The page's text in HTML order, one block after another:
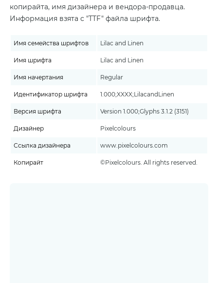
копирайта, имя дизайнера и вендора-продавца.
Информация взята с "TTF" файла шрифта.
Имя семейства шрифтов Lilac and Linen
Имя шрифта Lilac and Linen
Имя начертания Regular
Идентификатор шрифта 1.000;XXXX;LilacandLinen
Версия шрифта Version 1.000;Glyphs 3.1.2 (3151)
Дизайнер Pixelcolours
Ссылка дизайнера www.pixelcolours.com
Копирайт ©Pixelcolours. All rights reserved.